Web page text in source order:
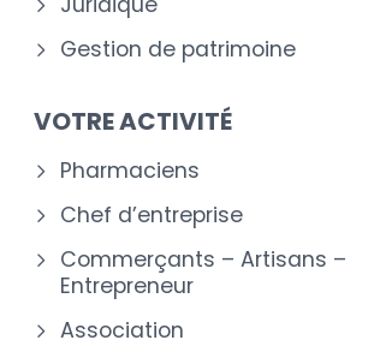
Gestion de patrimoine
VOTRE ACTIVITÉ
Pharmaciens
Chef d’entreprise
Commerçants – Artisans –
Entrepreneur
Association